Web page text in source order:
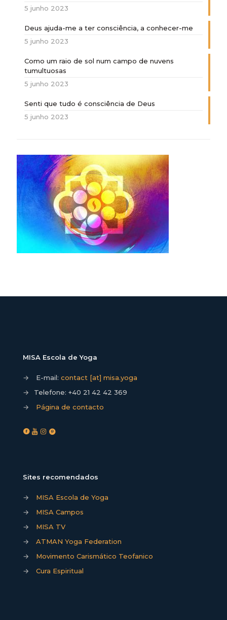
5 junho 2023
Deus ajuda-me a ter consciência, a conhecer-me
5 junho 2023
Como um raio de sol num campo de nuvens
tumultuosas
5 junho 2023
Senti que tudo é consciência de Deus
5 junho 2023
MISA Escola de Yoga
→ E-mail: contact [at] misa.yoga
→
Telefone: +40 21 42 42 369
→
Página de contacto
Sites recomendados
→
MISA Escola de Yoga
→
MISA Campos
→
MISA TV
→
ATMAN Yoga Federation
→
Movimento Carismático Teofanico
→
Cura Espiritual